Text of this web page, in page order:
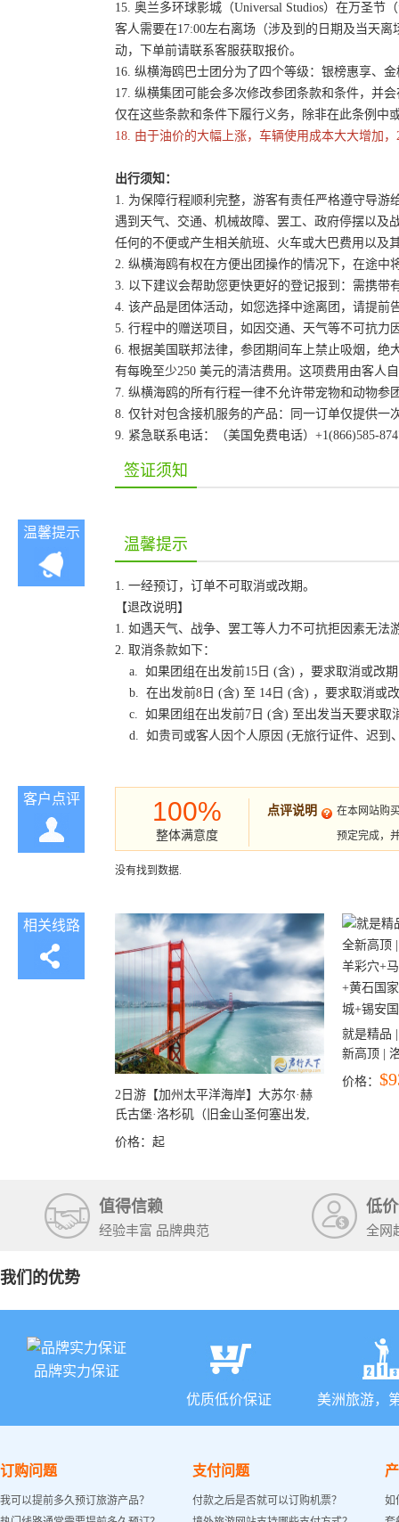
15. 奥兰多环球影城（Universal Studios）在万圣节
客人需要在17:00左右离场（涉及到的日期及当天离
动，下单前请联系客服获取报价。
16. 纵横海鸥巴士团分为了四个等级：银榜惠享、
17. 纵横集团可能会多次修改参团条款和条件，并
仅在这些条款和条件下履行义务，除非在此条例中
18. 由于油价的大幅上涨，车辆使用成本大大增加
出行须知：
1. 为保障行程顺利完整，游客有责任严格遵守导
遇到天气、交通、机械故障、罢工、政府停摆以及
任何的不便或产生相关航班、火车或大巴费用以及
2. 纵横海鸥有权在方便出团操作的情况下，在途
3. 以下建议会帮助您更快更好的登记报到：需携
4. 该产品是团体活动，如您选择中途离团，请提
5. 行程中的赠送项目，如因交通、天气等不可抗
6. 根据美国联邦法律，参团期间车上禁止吸烟，
有每晚至少250 美元的清洁费用。这项费用由客人
7. 纵横海鸥的所有行程一律不允许带宠物和动物参
8. 仅针对包含接机服务的产品：同一订单仅提供
9. 紧急联系电话：（美国免费电话）+1(866)585-
签证须知
温馨提示
温馨提示
1. 一经预订，订单不可取消或改期。
【退改说明】
1. 如遇天气、战争、罢工等人力不可抗拒因素无
2. 取消条款如下：
a. 如果团组在出发前15日 (含) ，要求取消或改
b. 在出发前8日 (含) 至 14日 (含) ，要求取消或
c. 如果团组在出发前7日 (含) 至出发当天要求取
d. 如贵司或客人因个人原因 (无旅行证件、迟到
客户点评 100%
整体满意度
点评说明
在本网站购
预定完成，
没有找到数据.
相关线路
2日游【加州太平洋海岸】大苏尔·赫
氏古堡·洛杉矶（旧金山圣何塞出发,
洛杉矶结束）
价格： 起
就是精品
新高顶 |
彩穴+马
价格：
值得信赖
经验丰富 品牌典范
低
全网
我们的优势
品牌实力保证
优质低价保证
美洲旅游，
订购问题
我可以提前多久预订旅游产品？
支付问题
付款之后是否就可以订购机票？
如